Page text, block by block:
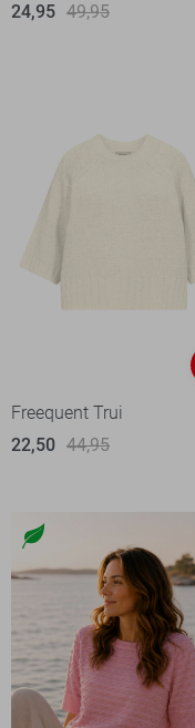
24,95 49,95
Freequent Trui
22,50 44,95